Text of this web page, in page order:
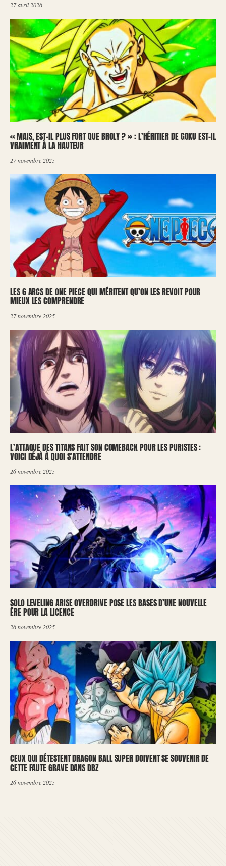
27 avril 2026
« MAIS, EST-IL PLUS FORT QUE BROLY ? » : L’HÉRITIER DE GOKU EST-IL
VRAIMENT À LA HAUTEUR
27 novembre 2025
LES 6 ARCS DE ONE PIECE QUI MÉRITENT QU’ON LES REVOIT POUR
MIEUX LES COMPRENDRE
27 novembre 2025
L’ATTAQUE DES TITANS FAIT SON COMEBACK POUR LES PURISTES :
VOICI DÉJÀ À QUOI S’ATTENDRE
26 novembre 2025
SOLO LEVELING ARISE OVERDRIVE POSE LES BASES D’UNE NOUVELLE
ÈRE POUR LA LICENCE
26 novembre 2025
CEUX QUI DÉTESTENT DRAGON BALL SUPER DOIVENT SE SOUVENIR DE
CETTE FAUTE GRAVE DANS DBZ
26 novembre 2025